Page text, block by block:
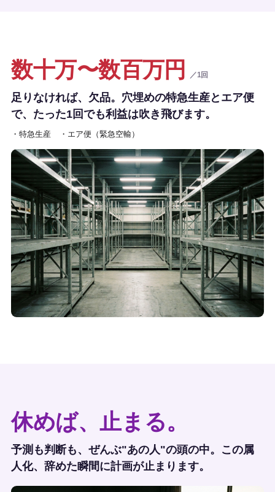
数十万〜数百万円 ／1回
足りなければ、欠品。穴埋めの特急生産とエア便
で、たった1回でも利益は吹き飛びます。
・特急生産 ・エア便（緊急空輸）
休めば、止まる。
予測も判断も、ぜんぶ"あの人"の頭の中。この属
人化、辞めた瞬間に計画が止まります。